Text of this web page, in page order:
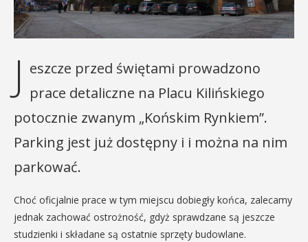
J eszcze przed świętami prowadzono
prace detaliczne na Placu Kilińskiego
potocznie zwanym „Końskim Rynkiem”.
Parking jest już dostępny i i można na nim
parkować.
Choć oficjalnie prace w tym miejscu dobiegły końca, zalecamy
jednak zachować ostrożność, gdyż sprawdzane są jeszcze
studzienki i składane są ostatnie sprzęty budowlane.